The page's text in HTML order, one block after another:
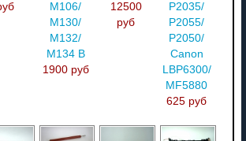
M106/
M130/
M132/
M134 В
1900 руб
12500
руб
P2035/
P2055/
P2050/
Canon
LBP6300/
MF5880
625 руб